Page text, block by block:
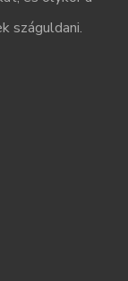
száguldani.